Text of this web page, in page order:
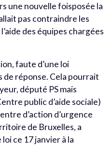
une nouvelle foisposée la
pas contraindre les
des équipes chargées
faute d’une loi
de réponse. Cela pourrait
député PS mais
public d’aide sociale)
d’action d’urgence
de Bruxelles, a
ce 17 janvier à la